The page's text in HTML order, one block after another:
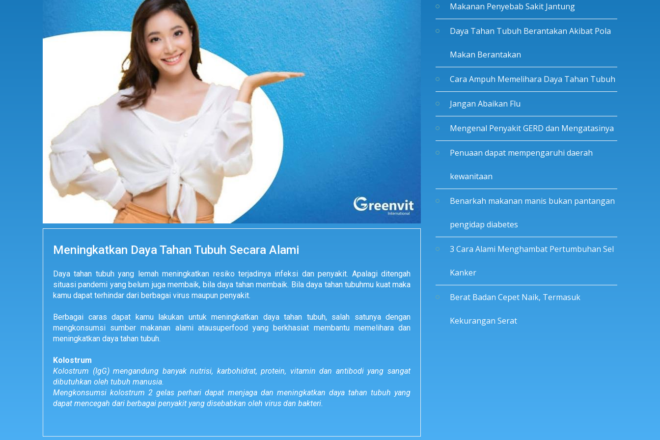
Meningkatkan Daya Tahan Tubuh Secara Alami
Daya tahan tubuh yang lemah meningkatkan resiko terjadinya infeksi dan penyakit. Apalagi ditengah
situasi pandemi yang belum juga membaik, bila daya tahan membaik. Bila daya tahan tubuhmu kuat maka
kamu dapat terhindar dari berbagai virus maupun penyakit.
Berbagai caras dapat kamu lakukan untuk meningkatkan daya tahan tubuh, salah satunya dengan
mengkonsumsi sumber makanan alami atausuperfood yang berkhasiat membantu memelihara dan
meningkatkan daya tahan tubuh.
Kolostrum
Kolostrum (IgG) mengandung banyak nutrisi, karbohidrat, protein, vitamin dan antibodi yang sangat
dibutuhkan oleh tubuh manusia.
Mengkonsumsi kolostrum 2 gelas perhari dapat menjaga dan meningkatkan daya tahan tubuh yang
dapat mencegah dari berbagai penyakit yang disebabkan oleh virus dan bakteri.
Makanan Penyebab Sakit Jantung
Daya Tahan Tubuh Berantakan Akibat Pola
Makan Berantakan
Cara Ampuh Memelihara Daya Tahan Tubuh
Jangan Abaikan Flu
Mengenal Penyakit GERD dan Mengatasinya
Penuaan dapat mempengaruhi daerah
kewanitaan
Benarkah makanan manis bukan pantangan
pengidap diabetes
3 Cara Alami Menghambat Pertumbuhan Sel
Kanker
Berat Badan Cepet Naik, Termasuk
Kekurangan Serat